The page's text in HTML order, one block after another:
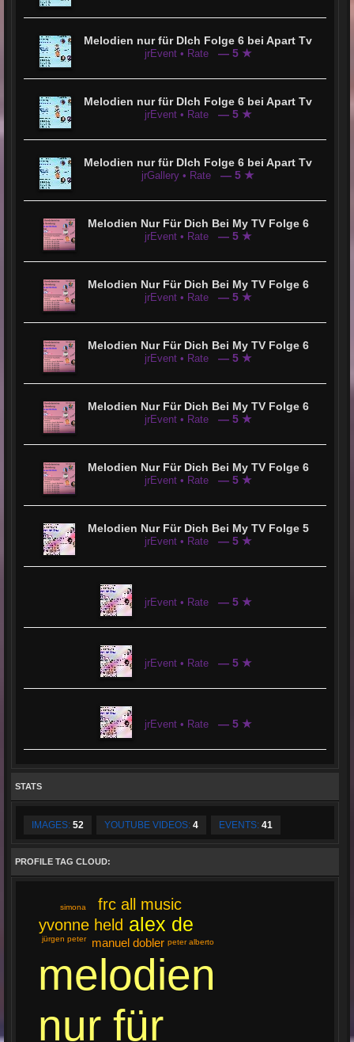
Melodien nur für DIch Folge 6 bei Apart Tv
jrEvent • Rate — 5 ★
Melodien nur für DIch Folge 6 bei Apart Tv
jrEvent • Rate — 5 ★
Melodien nur für DIch Folge 6 bei Apart Tv
jrGallery • Rate — 5 ★
Melodien Nur Für Dich Bei My TV Folge 6
jrEvent • Rate — 5 ★
Melodien Nur Für Dich Bei My TV Folge 6
jrEvent • Rate — 5 ★
Melodien Nur Für Dich Bei My TV Folge 6
jrEvent • Rate — 5 ★
Melodien Nur Für Dich Bei My TV Folge 6
jrEvent • Rate — 5 ★
Melodien Nur Für Dich Bei My TV Folge 6
jrEvent • Rate — 5 ★
Melodien Nur Für Dich Bei My TV Folge 5
jrEvent • Rate — 5 ★
jrEvent • Rate — 5 ★
jrEvent • Rate — 5 ★
jrEvent • Rate — 5 ★
STATS
IMAGES: 52 YOUTUBE VIDEOS: 4 EVENTS: 41
PROFILE TAG CLOUD:
melodien
nur für
alex de
frc all music
yvonne held
manuel dobler
simona
peter alberto
jürgen peter